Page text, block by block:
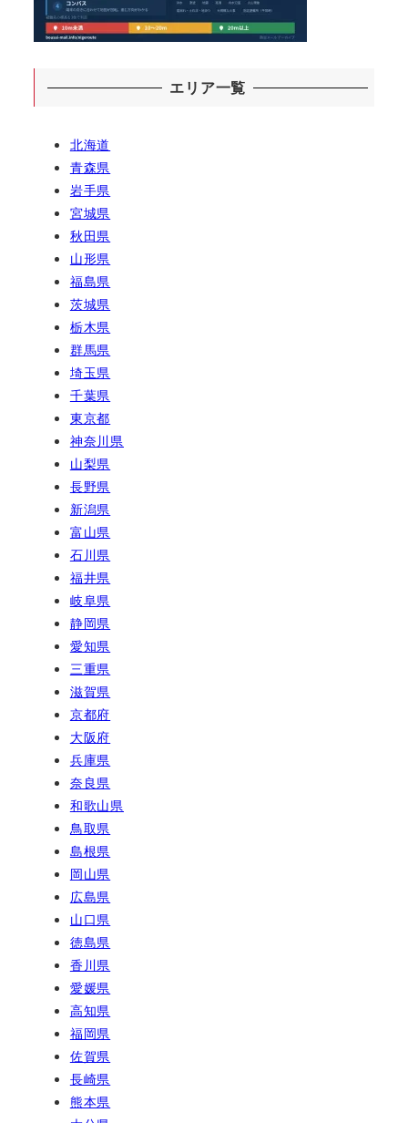
エリア一覧
北海道
青森県
岩手県
宮城県
秋田県
山形県
福島県
茨城県
栃木県
群馬県
埼玉県
千葉県
東京都
神奈川県
山梨県
長野県
新潟県
富山県
石川県
福井県
岐阜県
静岡県
愛知県
三重県
滋賀県
京都府
大阪府
兵庫県
奈良県
和歌山県
鳥取県
島根県
岡山県
広島県
山口県
徳島県
香川県
愛媛県
高知県
福岡県
佐賀県
長崎県
熊本県